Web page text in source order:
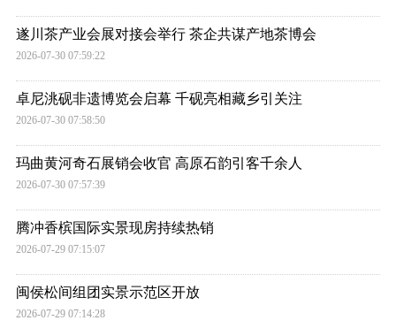
遂川茶产业会展对接会举行 茶企共谋产地茶博会
2026-07-30 07:59:22
卓尼洮砚非遗博览会启幕 千砚亮相藏乡引关注
2026-07-30 07:58:50
玛曲黄河奇石展销会收官 高原石韵引客千余人
2026-07-30 07:57:39
腾冲香槟国际实景现房持续热销
2026-07-29 07:15:07
闽侯松间组团实景示范区开放
2026-07-29 07:14:28